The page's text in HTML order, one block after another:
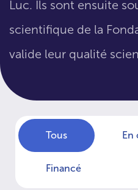
Luc. Ils sont ensuite
scientifique de la
valide leur qualité
Tous En
Financé